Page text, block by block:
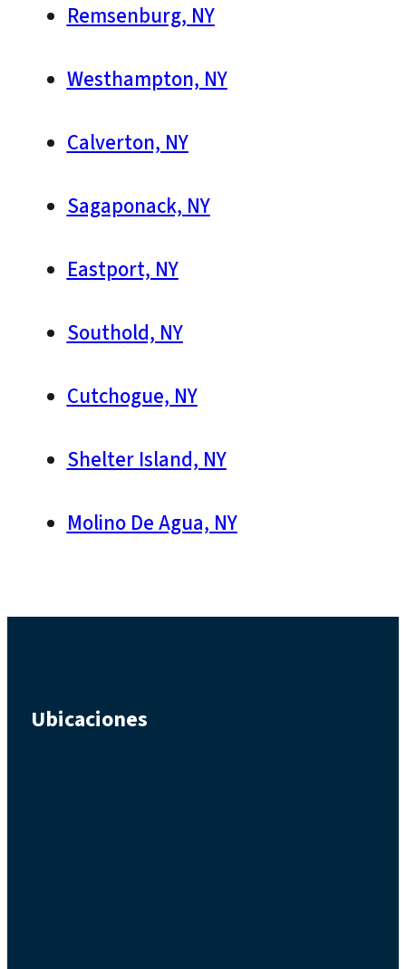
Remsenburg, NY
Westhampton, NY
Calverton, NY
Sagaponack, NY
Eastport, NY
Southold, NY
Cutchogue, NY
Shelter Island, NY
Molino De Agua, NY
Ubicaciones